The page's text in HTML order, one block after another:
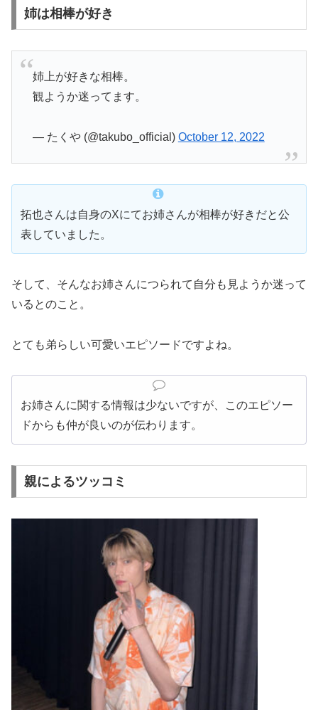
姉は相棒が好き
姉上が好きな相棒。
観ようか迷ってます。
— たくや (@takubo_official) October 12, 2022
拓也さんは自身のXにてお姉さんが相棒が好きだと公
表していました。
そして、そんなお姉さんにつられて自分も見ようか迷って
いるとのこと。
とても弟らしい可愛いエピソードですよね。
お姉さんに関する情報は少ないですが、このエピソー
ドからも仲が良いのが伝わります。
親によるツッコミ